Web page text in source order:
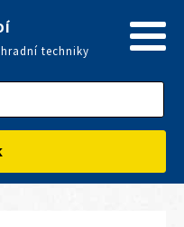
techniky